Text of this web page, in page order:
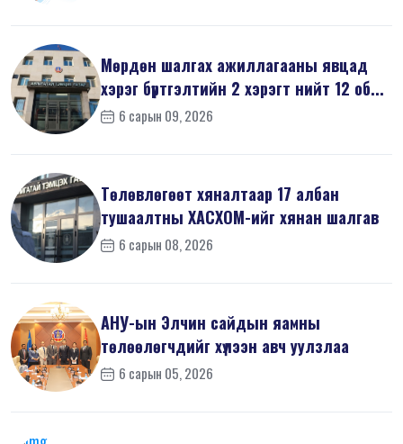
Мөрдөн шалгах ажиллагааны явцад
хэрэг бүртгэлтийн 2 хэрэгт нийт 12 об...
6 сарын 09, 2026
Төлөвлөгөөт хяналтаар 17 албан
тушаалтны ХАСХОМ-ийг хянан шалгав
6 сарын 08, 2026
АНУ-ын Элчин сайдын яамны
төлөөлөгчдийг хүлээн авч уулзлаа
6 сарын 05, 2026